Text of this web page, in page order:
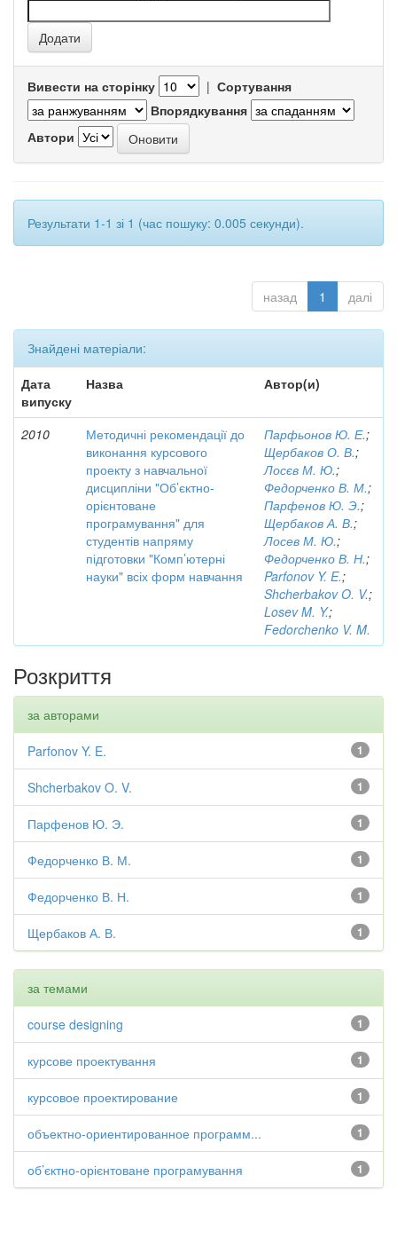
Вивести на сторінку | Сортування
Впорядкування
Автори
Результати 1-1 зі 1 (час пошуку: 0.005 секунди).
назад 1 далі
Знайдені матеріали:
Дата
випуску
Назва Автор(и)
2010
Методичні рекомендації до
виконання курсового
проекту з навчальної
дисципліни "Об’єктно-
орієнтоване
програмування" для
студентів напряму
підготовки "Комп’ютерні
науки" всіх форм навчання
Парфьонов Ю. Е.;
Щербаков О. В.;
Лосєв М. Ю.;
Федорченко В. М.;
Парфенов Ю. Э.;
Щербаков А. В.;
Лосев М. Ю.;
Федорченко В. Н.;
Parfonov Y. E.;
Shcherbakov O. V.;
Losev M. Y.;
Fedorchenko V. M.
Розкриття
за авторами
1
Parfonov Y. E.
1
Shcherbakov O. V.
1
Парфенов Ю. Э.
1
Федорченко В. М.
1
Федорченко В. Н.
1
Щербаков А. В.
за темами
1
course designing
1
курсове проектування
1
курсовое проектирование
1
объектно-ориентированное программ...
1
об’єктно-орієнтоване програмування